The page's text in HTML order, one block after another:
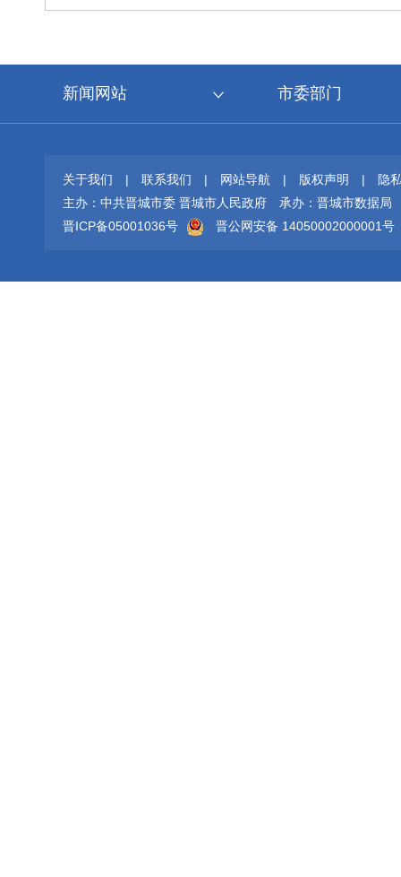
新闻网站 市委部门
关于我们 | 联系我们 | 网站导航 | 版权声明 |
隐
主办：中共晋城市委 晋城市人民政府
承办：晋城市数据局
晋ICP备05001036号
晋公网安备 14050002000001号